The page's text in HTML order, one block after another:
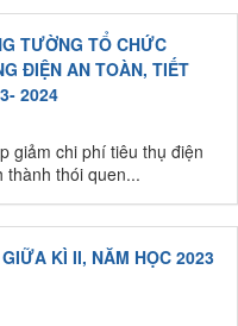
TƯỜNG TỔ CHỨC
ĐIỆN AN TOÀN, TIẾT
2024
giảm chi phí tiêu thụ điện
thói quen...
KÌ II, NĂM HỌC 2023